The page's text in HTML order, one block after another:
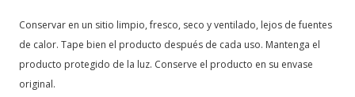
Conservar en un sitio limpio, fresco, seco y ventilado, lejos de fuentes
de calor. Tape bien el producto después de cada uso. Mantenga el
producto protegido de la luz. Conserve el producto en su envase
original.